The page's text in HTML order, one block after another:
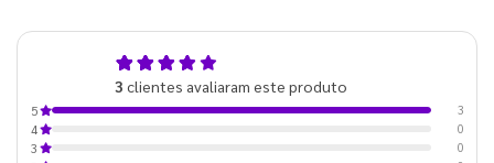
3 clientes avaliaram este produto
5
3
4
0
3
0